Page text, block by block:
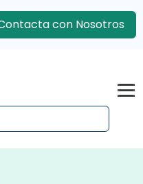
con Nosotros